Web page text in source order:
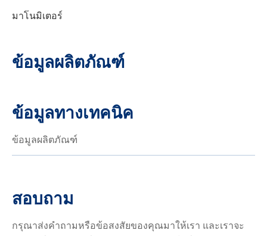
มาโนมิเตอร์
ข้อมูลผลิตภัณฑ์
ข้อมูลทางเทคนิค
ข้อมูลผลิตภัณฑ์
สอบถาม
กรุณาส่งคำถามหรือข้อสงสัยของคุณมาให้เรา และเราจะ